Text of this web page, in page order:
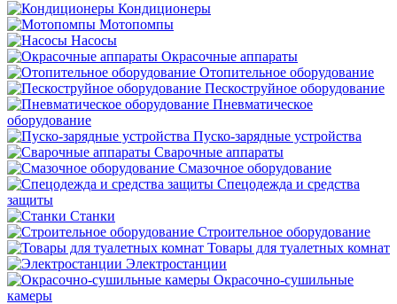
Кондиционеры
Мотопомпы
Насосы
Окрасочные аппараты
Отопительное оборудование
Пескоструйное оборудование
Пневматическое
оборудование
Пуско-зарядные устройства
Сварочные аппараты
Смазочное оборудование
Спецодежда и средства
защиты
Станки
Строительное оборудование
Товары для туалетных комнат
Электростанции
Окрасочно-сушильные
камеры